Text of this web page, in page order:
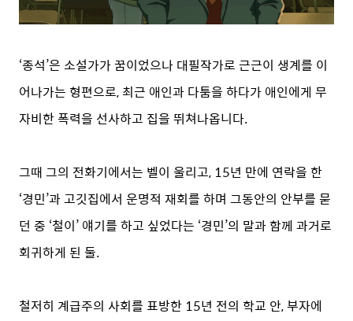
‘종석’은 소설가가 꿈이었으나 대필작가로 근근이 생계를 이
어나가는 형편으로, 최근 애인과 다툼을 하다가 애인에게 무
자비한 폭력을 선사하고 집을 뛰쳐나옵니다.
그때 그의 전화기에서는 벨이 울리고, 15년 만에 연락을 한
‘경민’과 고깃집에서 운명적 재회를 하며 그동안의 안부를 묻
던 중 ‘철이’ 얘기를 하고 싶었다는 ‘경민’의 말과 함께 과거로
회귀하게 된 둘.
철저히 계급주의 사회를 표방한 15년 전의 학교 안, 부자에